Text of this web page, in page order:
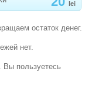
lei
остаток денег.
нет.
Вы пользуетесь